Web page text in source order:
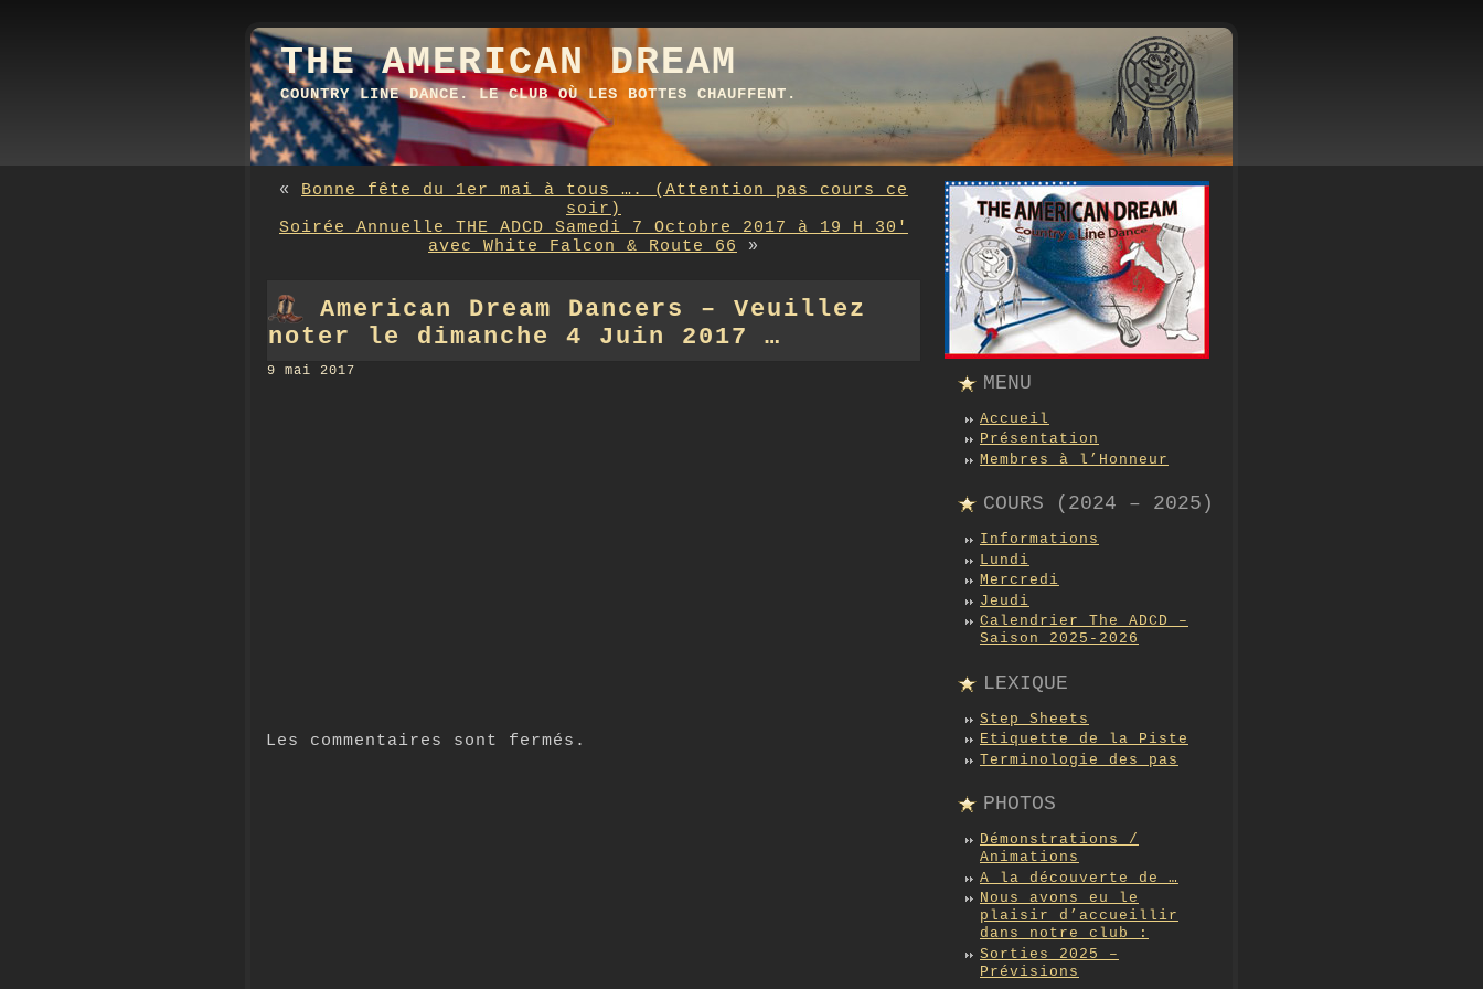
THE AMERICAN DREAM
COUNTRY LINE DANCE. LE CLUB OÙ LES BOTTES CHAUFFENT.
« Bonne fête du 1er mai à tous …. (Attention pas cours ce
soir)
Soirée Annuelle THE ADCD Samedi 7 Octobre 2017 à 19 H 30′
avec White Falcon & Route 66
»
American Dream Dancers – Veuillez
noter le dimanche 4 Juin 2017 …
9 mai 2017
Les commentaires sont fermés.
MENU
Accueil
Présentation
Membres à l’Honneur
COURS (2024 – 2025)
Informations
Lundi
Mercredi
Jeudi
Calendrier The ADCD –
Saison 2025-2026
LEXIQUE
Step Sheets
Etiquette de la Piste
Terminologie des pas
PHOTOS
Démonstrations /
Animations
A la découverte de …
Nous avons eu le
plaisir d’accueillir
dans notre club :
Sorties 2025 –
Prévisions